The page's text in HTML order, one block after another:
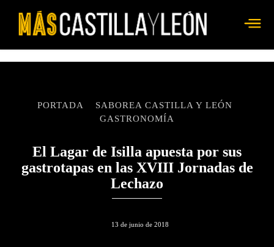
PORTADA
SABOREA CASTILLA Y LEÓN
GASTRONOMÍA
El Lagar de Isilla apuesta por sus
gastrotapas en las XVIII Jornadas de
Lechazo
13 de junio de 2018